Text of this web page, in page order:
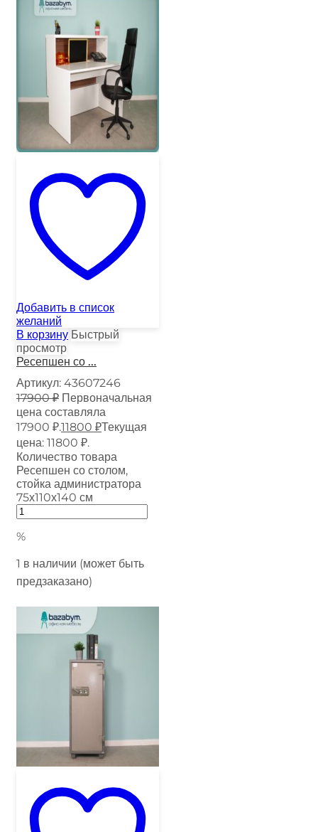
Добавить в список
желаний
В корзину Быстрый
просмотр
Ресепшен со ...
Артикул: 43607246
17900₽ Первоначальная
цена составляла
17900 ₽.11800 ₽Текущая
цена: 11800 ₽.
Количество товара
Ресепшен со столом,
стойка администратора
75х110х140 см
%
1 в наличии (может быть
предзаказано)